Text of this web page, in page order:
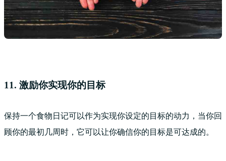
11. 激励你实现你的目标
保持一个食物日记可以作为实现你设定的目标的动力，当你回
顾你的最初几周时，它可以让你确信你的目标是可达成的。